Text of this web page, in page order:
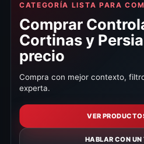
CATEGORÍA LISTA PARA
Comprar
Cortinas y
precio
Compra con mejor contexto,
experta.
VER
HABLAR CON